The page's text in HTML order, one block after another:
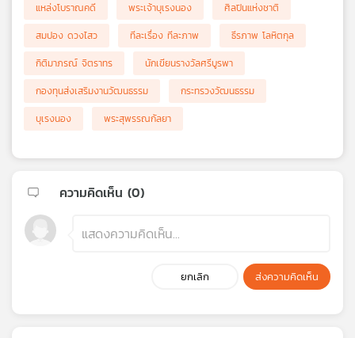
แหล่งโบราณคดี
พระเจ้าบุเรงนอง
ศิลปินแห่งชาติ
สมปอง ดวงไสว
ทีละเรื่อง ทีละภาพ
ธีรภาพ โลหิตกุล
กิติมาภรณ์ จิตราทร
นักเขียนรางวัลศรีบูรพา
กองทุนส่งเสริมงานวัฒนธรรม
กระทรวงวัฒนธรรม
บุเรงนอง
พระสุพรรณกัลยา
ความคิดเห็น (0)
ยกเลิก ส่งความคิดเห็น